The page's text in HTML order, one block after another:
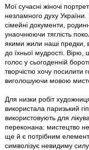
Мої сучасні жіночі
незламного духу
сімейні документи,
унаочнюючи тяглість
якими жили наші предки,
до їхньої мудрості.
голос у сьогоденній
творчістю хочу посилити
виголошуючи мовою
Для низки робіт
використала паризький
використовують для
переконана: мистецтво
ще й є потрібним
символізує невидиму